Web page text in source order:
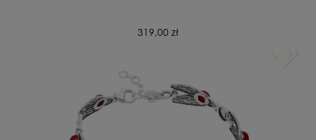
319,00 zł